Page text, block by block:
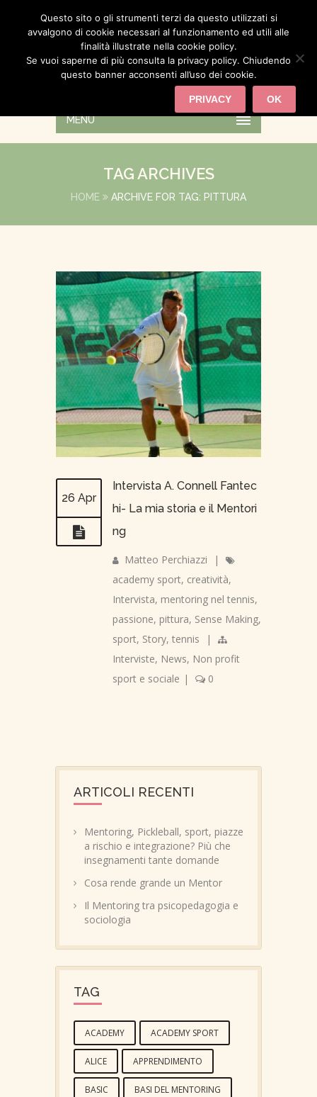
MENU
TAG ARCHIVES
HOME ARCHIVE FOR TAG: PITTURA
26 Apr
Intervista A. Connell Fantec
hi- La mia storia e il Mentori
ng
Matteo Perchiazzi
|
academy sport, creatività,
Intervista, mentoring nel tennis,
passione, pittura, Sense Making,
sport, Story, tennis
|
Interviste, News, Non profit
sport e sociale | 0
ARTICOLI RECENTI
Mentoring, Pickleball, sport, piazze
a rischio e integrazione? Più che
insegnamenti tante domande
Cosa rende grande un Mentor
Il Mentoring tra psicopedagogia e
sociologia
TAG
ACADEMY ACADEMY SPORT
ALICE APPRENDIMENTO
BASIC BASI DEL MENTORING
Questo sito o gli strumenti terzi da questo utilizzati si
avvalgono di cookie necessari al funzionamento ed utili alle
finalità illustrate nella cookie policy.
Se vuoi saperne di più consulta la privacy policy. Chiudendo
questo banner acconsenti all’uso dei cookie.
OK
PRIVACY